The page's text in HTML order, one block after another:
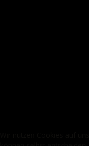
Wir nutzen Cookies auf